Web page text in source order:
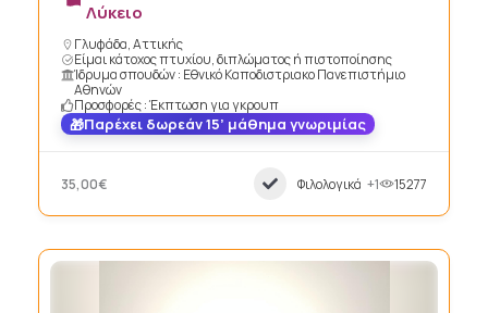
Λύκειο
Γλυφάδα, Αττικής
Είμαι κάτοχος πτυχίου, διπλώματος ή πιστοποίησης
Ίδρυμα σπουδών : Εθνικό Καποδιστριακο Πανεπιστήμιο
Αθηνών
Προσφορές : Έκπτωση για γκρουπ
Παρέχει δωρεάν 15’ μάθημα γνωριμίας
35,00€ Φιλολογικά +1 15277